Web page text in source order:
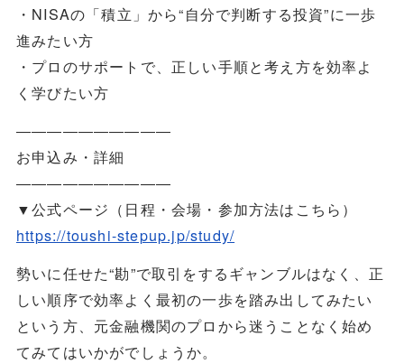
・NISAの「積立」から“自分で判断する投資”に一歩
進みたい方
・プロのサポートで、正しい手順と考え方を効率よ
く学びたい方
――――――――――
お申込み・詳細
――――――――――
▼公式ページ（日程・会場・参加方法はこちら）
https://toushi-stepup.jp/study/
勢いに任せた“勘”で取引をするギャンブルはなく、正
しい順序で効率よく最初の一歩を踏み出してみたい
という方、元金融機関のプロから迷うことなく始め
てみてはいかがでしょうか。